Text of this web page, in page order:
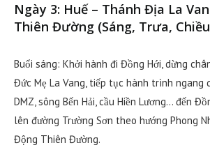
Ngày 3: Huế – Thánh Địa La
Thiên Đường (Sáng, Trưa,
Buổi sáng: Khởi hành đi Đồng Hới, dừng
Đức Mẹ La Vang, tiếp tục hành trình ngang
DMZ, sông Bến Hải, cầu Hiền Lương… đến
lên đường Trường Sơn theo hướng Phong
Động Thiên Đường.